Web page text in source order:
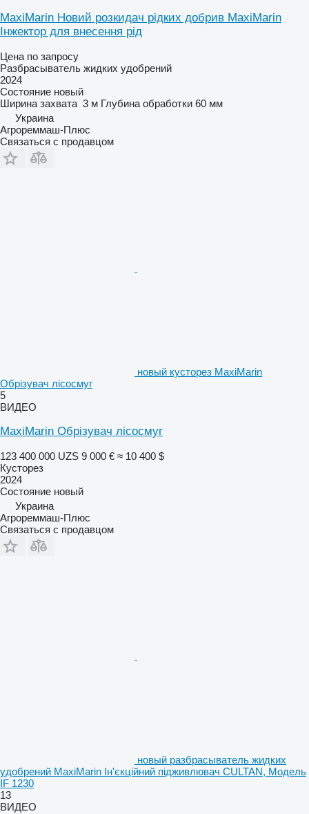
MaxiMarin Новий розкидач рідких добрив MaxiMarin
Інжектор для внесення рід
Цена по запросу
Разбрасыватель жидких удобрений
2024
Состояние новый
Ширина захвата 3 м Глубина обработки 60 мм
Украина
Агрореммаш-Плюс
Связаться с продавцом
новый кусторез MaxiMarin
Обрізувач лісосмуг
5
ВИДЕО
MaxiMarin Обрізувач лісосмуг
123 400 000 UZS 9 000 € ≈ 10 400 $
Кусторез
2024
Состояние новый
Украина
Агрореммаш-Плюс
Связаться с продавцом
новый разбрасыватель жидких
удобрений MaxiMarin Ін'єкційний підживлювач CULTAN, Модель
IF 1230
13
ВИДЕО